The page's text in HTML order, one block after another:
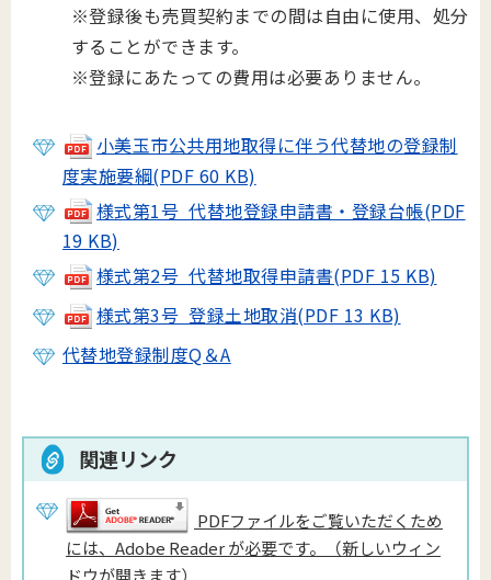
※登録後も売買契約までの間は自由に使用、処分
することができます。
※登録にあたっての費用は必要ありません。
小美玉市公共用地取得に伴う代替地の登録制
度実施要綱(PDF 60 KB)
様式第1号 代替地登録申請書・登録台帳(PDF
19 KB)
様式第2号 代替地取得申請書(PDF 15 KB)
様式第3号 登録土地取消(PDF 13 KB)
代替地登録制度Q＆A
関連リンク
PDFファイルをご覧いただくため
には、Adobe Reader が必要です。（新しいウィン
ドウが開きます）